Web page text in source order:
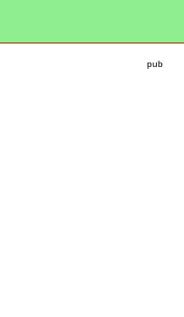
pub